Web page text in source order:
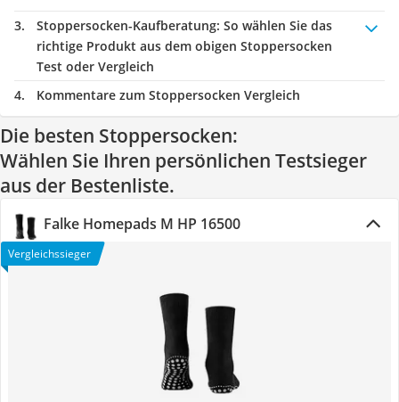
Stoppersocken-Kaufberatung: So wählen Sie das
richtige Produkt aus dem obigen Stoppersocken
Test oder Vergleich
Kommentare zum Stoppersocken Vergleich
Die besten Stoppersocken:
Wählen Sie Ihren persönlichen Testsieger
aus der Bestenliste.
Falke Homepads M HP 16500
Vergleichssieger